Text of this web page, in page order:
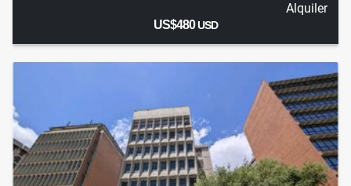
Alquiler
US$480USD